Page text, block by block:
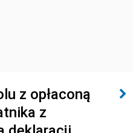
z opłaconą
z